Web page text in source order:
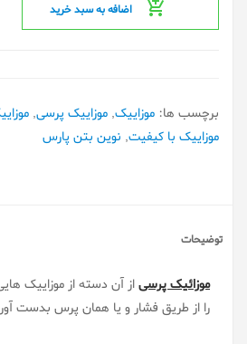
اضافه به سبد خرید
برچسب ها: موزاییک, موزاییک پرسی,
موزاییک با کیفیت, نوین بتن پارس
توضیحات
موزائیک پرسیاز آن دسته از موزاییک
را از طریق فشار و یا همان پرس بدست